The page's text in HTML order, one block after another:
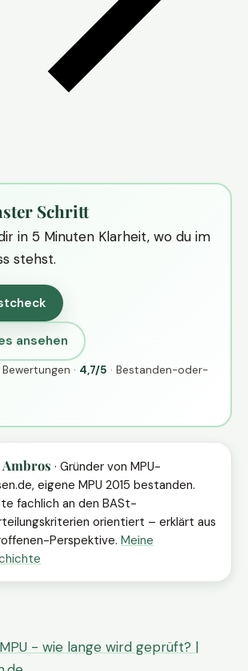
Schritt
in 5 Minuten Klarheit, wo du im
stehst.
ansehen
· 4,7/5 · Bestanden-oder-
Ambros · Gründer von MPU-
eigene MPU 2015 bestanden.
fachlich an den BASt-
orientiert – erklärt aus
Perspektive. Meine
- wie lange wird geprüft? |